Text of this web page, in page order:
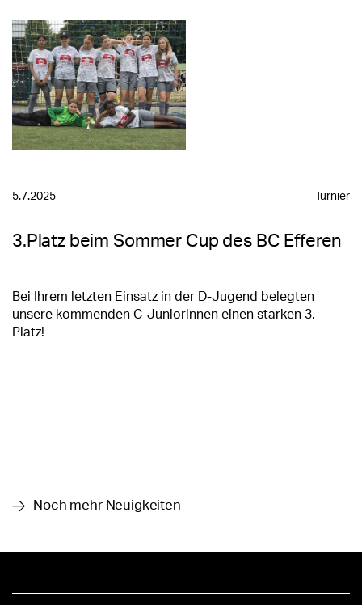
5.7.2025 Turnier
3.Platz beim Sommer Cup des BC Efferen
Bei Ihrem letzten Einsatz in der D-Jugend belegten
unsere kommenden C-Juniorinnen einen starken 3.
Platz!
Noch mehr Neuigkeiten